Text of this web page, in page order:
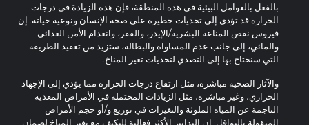
بالفعل بالعوامل البيئية في هذه المنطقة، فإن هذه الزيادة في درجات
الحرارة قد تؤدي إلى تحديات خطيرة على صحة الإنسان ونوعية حياته. إن
فيروس نقص المناعة البشرية/الإيدز، والفقر، وانعدام الأمن الغذائي
والمائي، إلى جانب عدم المساواة والبطالة، ستزيد من تعقيد الطريقة
التي سنحتاج بها إلى التصدي لتحديات تغير المناخ.
والآثار الصحية مباشرة، مثل ارتفاع درجات الحرارة مما يؤدي إلى الإجهاد
الحراري، وغير مباشرة، مثل الزيادات المحتملة في الأمراض المعدية
الناجمة عن المياه الملوثة والتغيرات في توزيع و/أو حجم الأمراض
المنقولة بالنواقل. إن التدابير الأكثر فعالية للتكيف مع تغير المناخ لضمان